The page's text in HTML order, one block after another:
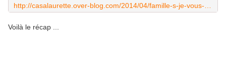
Voilà le récap ...